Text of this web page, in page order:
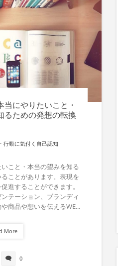
当にやりたいこと・
るための発想の転換
行動に気付く自己認知
こと・本当の望みを知る
ことがあります。表現を
進することができます。
テーション、ブランディ
商品や想いを伝えるWE...
More
0